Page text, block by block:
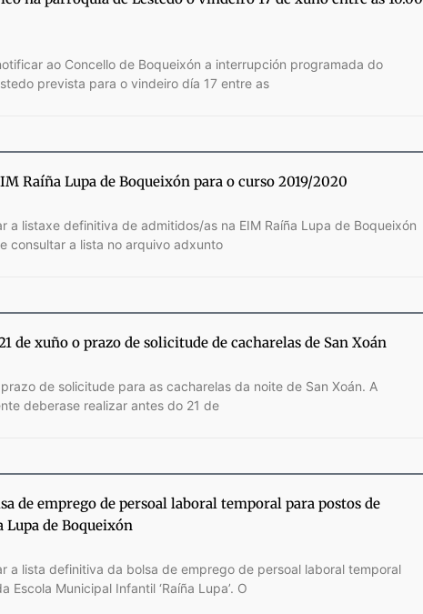
ao Concello de Boqueixón a interrupción programada do
prevista para o vindeiro día 17 entre as
Raíña Lupa de Boqueixón para o curso 2019/2020
a listaxe definitiva de admitidos/as na EIM Raíña Lupa de Boqueixón
consultar a lista no arquivo adxunto
de xuño o prazo de solicitude de cacharelas de San Xoán
de solicitude para as cacharelas da noite de San Xoán. A
deberase realizar antes do 21 de
de emprego de persoal laboral temporal para postos de
Lupa de Boqueixón
a lista definitiva da bolsa de emprego de persoal laboral temporal
Municipal Infantil ‘Raíña Lupa’. O